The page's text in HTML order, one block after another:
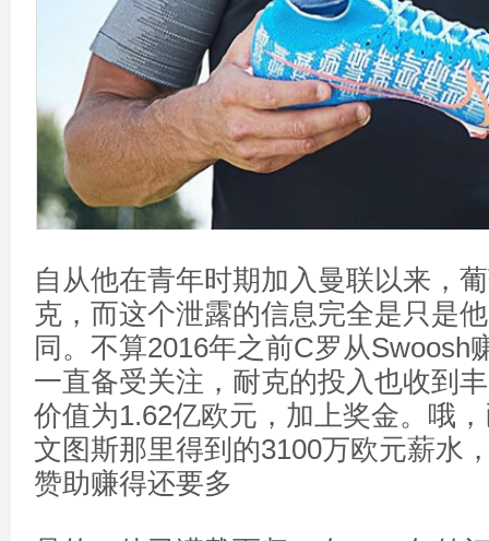
自从他在青年时期加入曼联以来，
克，而这个泄露的信息完全是只是
同。不算2016年之前C罗从Swoosh
一直备受关注，耐克的投入也收到
价值为1.62亿欧元，加上奖金。哦
文图斯那里得到的3100万欧元薪水
赞助赚得还要多